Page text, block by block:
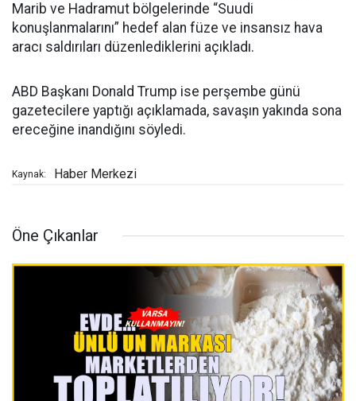
Marib ve Hadramut bölgelerinde “Suudi
konuşlanmalarını” hedef alan füze ve insansız hava
aracı saldırıları düzenlediklerini açıkladı.
ABD Başkanı Donald Trump ise perşembe günü
gazetecilere yaptığı açıklamada, savaşın yakında sona
ereceğine inandığını söyledi.
Kaynak: Haber Merkezi
Öne Çıkanlar